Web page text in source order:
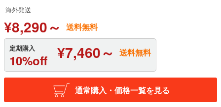
海外発送
¥8,290～ 送料無料
定期購入
10%off ¥7,460～ 送料無料
通常購入・価格一覧を見る